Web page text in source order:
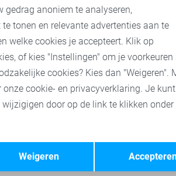
Pieces broeken Pieces accessoires
Opslaan
anoniem te analyseren,
tonen en relevante advertenties aan te
welke cookies je accepteert. Klik op
of kies "Instellingen" om je voorkeuren
cookies? Kies dan "Weigeren".
cookie- en privacyverklaring. Je
door op de link te klikken onder
Weigeren